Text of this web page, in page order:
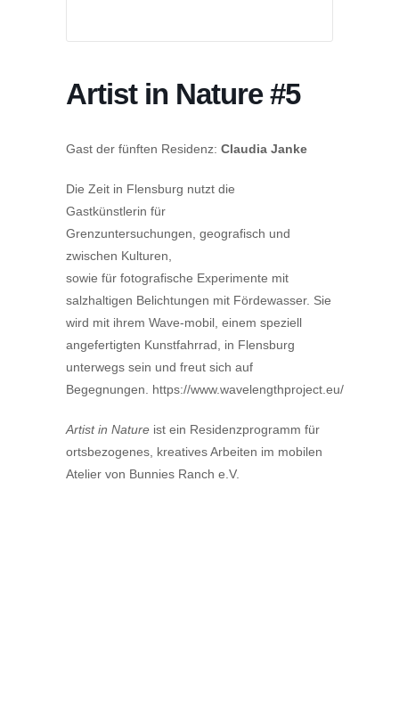
Artist in Nature #5
Gast der fünften Residenz: Claudia Janke
Die Zeit in Flensburg nutzt die
Gastkünstlerin für
Grenzuntersuchungen, geografisch und
zwischen Kulturen,
sowie für fotografische Experimente mit
salzhaltigen Belichtungen mit Fördewasser. Sie
wird mit ihrem Wave-mobil, einem speziell
angefertigten Kunstfahrrad, in Flensburg
unterwegs sein und freut sich auf
Begegnungen. https://www.wavelengthproject.eu/
Artist in Nature ist ein Residenzprogramm für
ortsbezogenes, kreatives Arbeiten im mobilen
Atelier von Bunnies Ranch e.V.